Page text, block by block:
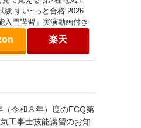
験 すい~っと合格 2026
入門講習」実演動画付き
楽天
（令和８年）度のECQ第
工事士技能講習のお知